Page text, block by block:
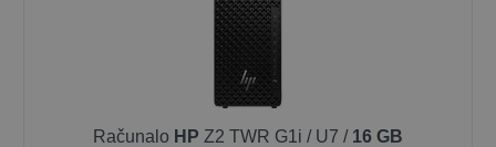
Računalo HP Z2 TWR G1i / U7 / 16 GB